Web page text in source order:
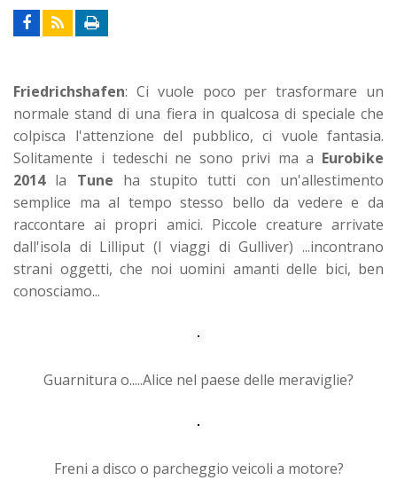
Friedrichshafen: Ci vuole poco per trasformare un
normale stand di una fiera in qualcosa di speciale che
colpisca l'attenzione del pubblico, ci vuole fantasia.
Solitamente i tedeschi ne sono privi ma a Eurobike
2014la Tune ha stupito tutti con un'allestimento
semplice ma al tempo stesso bello da vedere e da
raccontare ai propri amici. Piccole creature arrivate
dall'isola di Lilliput (I viaggi di Gulliver) ...incontrano
strani oggetti, che noi uomini amanti delle bici, ben
conosciamo...
Guarnitura o.....Alice nel paese delle meraviglie?
Freni a disco o parcheggio veicoli a motore?